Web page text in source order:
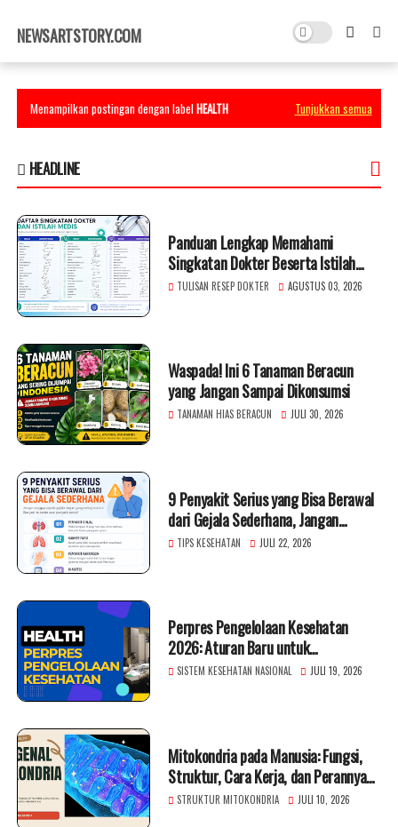
×
NEWSARTSTORY.COM
Menampilkan postingan dengan labelHEALTH Tunjukkan semua
HEADLINE
Panduan Lengkap Memahami
Singkatan Dokter Beserta Istilah
Medis
TULISAN RESEP DOKTER AGUSTUS 03, 2026
Waspada! Ini 6 Tanaman Beracun
yang Jangan Sampai Dikonsumsi
TANAMAN HIAS BERACUN JULI 30, 2026
9 Penyakit Serius yang Bisa Berawal
dari Gejala Sederhana, Jangan
Diabaikan!
TIPS KESEHATAN JULI 22, 2026
Perpres Pengelolaan Kesehatan
2026: Aturan Baru untuk
Meningkatkan Layanan Kesehatan
SISTEM KESEHATAN NASIONAL JULI 19, 2026
Mitokondria pada Manusia: Fungsi,
Struktur, Cara Kerja, dan Perannya
bagi Kesehatan
STRUKTUR MITOKONDRIA JULI 10, 2026